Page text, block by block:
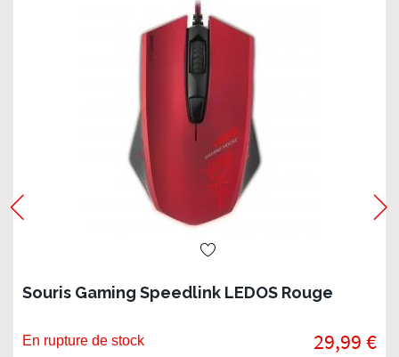
Souris Gaming Speedlink LEDOS Rouge
En rupture de stock 29,99 €